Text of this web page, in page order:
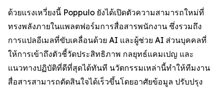
ด้วยแรงเหวี่ยงนี้ Poppulo ยังได้เปิดตัวความสามารถใหม่ที่
ทรงพลังภายในแพลตฟอร์มการสื่อสารพนักงาน ซึ่งรวมถึง
การแปลอีเมลที่ขับเคลื่อนด้วย AI และผู้ช่วย AI ส่วนบุคคลที่
ให้การเข้าถึงตัวชี้วัดประสิทธิภาพ กลยุทธ์แคมเปญ และ
แนวทางปฏิบัติที่ดีที่สุดได้ทันที นวัตกรรมเหล่านี้ทำให้ทีมงาน
สื่อสารสามารถตัดสินใจได้เร็วขึ้นโดยอาศัยข้อมูล ปรับปรุง